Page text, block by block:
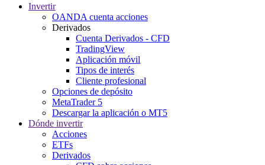
Invertir
OANDA cuenta acciones
Derivados
Cuenta Derivados - CFD
TradingView
Aplicación móvil
Tipos de interés
Cliente profesional
Opciones de depósito
MetaTrader 5
Descargar la aplicación o MT5
Dónde invertir
Acciones
ETFs
Derivados